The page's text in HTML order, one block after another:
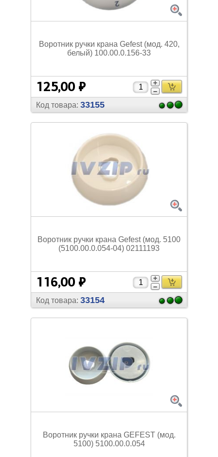
Воротник ручки крана Gefest (мод. 420,
белый) 100.00.0.156-33
125,00 ₽
Код товара: 33155
Воротник ручки крана Gefest (мод. 5100
(5100.00.0.054-04) 02111193
116,00 ₽
Код товара: 33154
Воротник ручки крана GEFEST (мод.
5100) 5100.00.0.054